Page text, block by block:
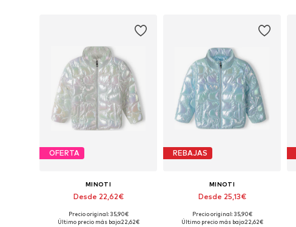
OFERTA
MINOTI
Desde 22,62€
Disponible en muchas tallas
Precio original: 35,90€
Último precio más bajo:22,62€
REBAJAS
MINOTI
Desde 25,13€
Disponible en muchas tallas
Precio original: 35,90€
Último precio más bajo:22,62€